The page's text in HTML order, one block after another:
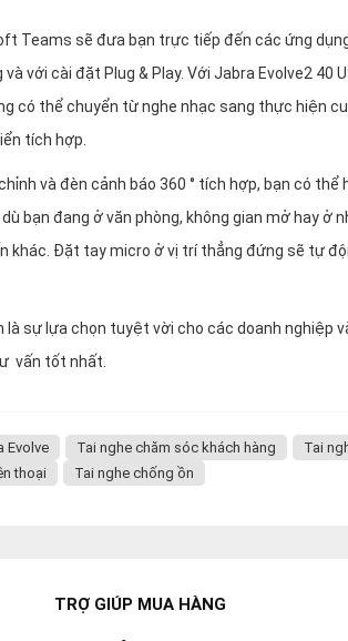
Teams sẽ đưa bạn trực tiếp đến các ứng
với cài đặt Plug & Play. Với Jabra Evolve2 40
có thể chuyển từ nghe nhạc sang thực hiện
tích hợp.
và đèn cảnh báo 360 ° tích hợp, bạn có thể
bạn đang ở văn phòng, không gian mở hay ở
khác. Đặt tay micro ở vị trí thẳng đứng sẽ tự
là sự lựa chọn tuyệt vời cho các doanh nghiệp
vấn tốt nhất.
Evolve Tai nghe chăm sóc khách hàng
Tai
thoại Tai nghe chống ồn
TRỢ GIÚP MUA HÀNG